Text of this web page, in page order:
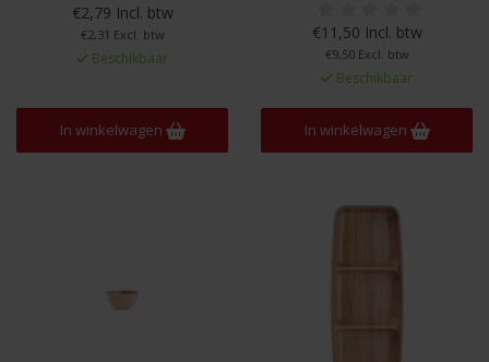
€2,79 Incl. btw
€2,31 Excl. btw
Beschikbaar
In winkelwagen
€11,50 Incl. btw
€9,50 Excl. btw
Beschikbaar
In winkelwagen